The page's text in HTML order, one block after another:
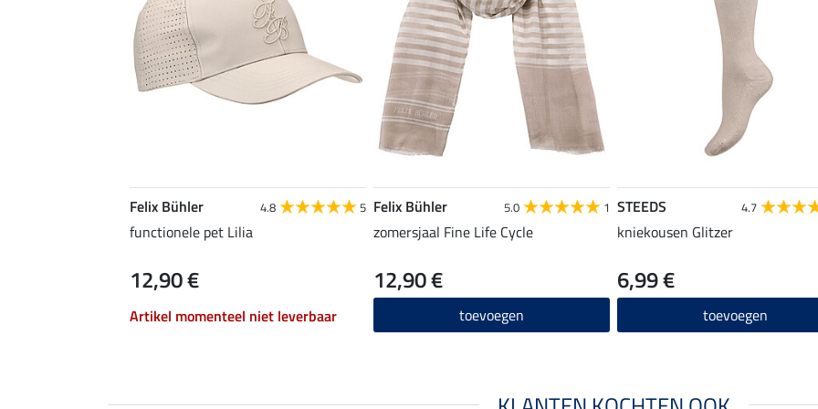
Felix Bühler 4.8 5
functionele pet Lilia
12,90 €
Artikel momenteel niet leverbaar
Felix Bühler 5.0 1
zomersjaal Fine Life Cycle
12,90 €
toevoegen
STEEDS 4.7
kniekousen Glitzer
6,99 €
toevoegen